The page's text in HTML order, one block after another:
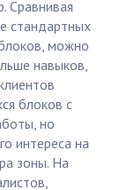
Сравнивая
стандартных
можно
навыков,
блоков с
но
интереса на
зоны. На